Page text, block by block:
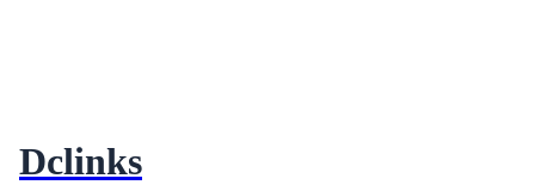
Dclinks